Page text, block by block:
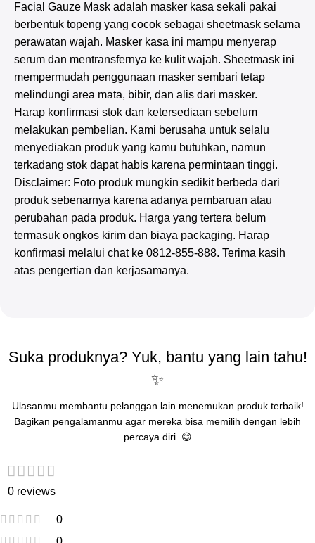
Facial Gauze Mask adalah masker kasa sekali pakai
berbentuk topeng yang cocok sebagai sheetmask selama
perawatan wajah. Masker kasa ini mampu menyerap
serum dan mentransfernya ke kulit wajah. Sheetmask ini
mempermudah penggunaan masker sembari tetap
melindungi area mata, bibir, dan alis dari masker.
Harap konfirmasi stok dan ketersediaan sebelum
melakukan pembelian. Kami berusaha untuk selalu
menyediakan produk yang kamu butuhkan, namun
terkadang stok dapat habis karena permintaan tinggi.
Disclaimer: Foto produk mungkin sedikit berbeda dari
produk sebenarnya karena adanya pembaruan atau
perubahan pada produk. Harga yang tertera belum
termasuk ongkos kirim dan biaya packaging. Harap
konfirmasi melalui chat ke 0812-855-888. Terima kasih
atas pengertian dan kerjasamanya.
Suka produknya? Yuk, bantu yang lain tahu!
✨
Ulasanmu membantu pelanggan lain menemukan produk terbaik!
Bagikan pengalamanmu agar mereka bisa memilih dengan lebih
percaya diri. 😊
0 reviews
0